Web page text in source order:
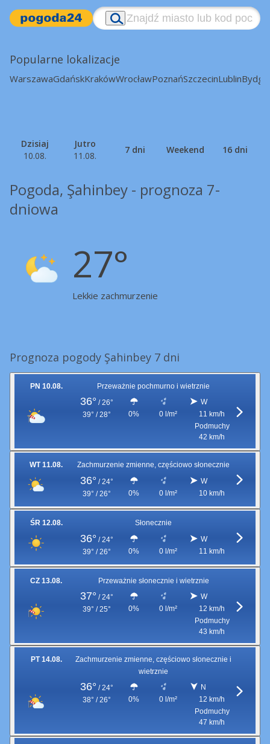
Popularne lokalizacje
WarszawaGdańskKrakówWrocławPoznańSzczecinLublin
Dzisiaj
10.08.
Jutro
11.08.
7 dni Weekend 16 dni
Pogoda, Şahinbey - prognoza 7-
dniowa
27°
Lekkie zachmurzenie
Prognoza pogody Şahinbey 7 dni
PN 10.08. Przeważnie pochmurno i wietrznie
36° / 26°
39° / 28°
0% 0 l/m²
W
11 km/h
Podmuchy
42 km/h
WT 11.08. Zachmurzenie zmienne, częściowo słonecznie
36° / 24°
39° / 26°
0% 0 l/m²
W
10 km/h
ŚR 12.08. Słonecznie
36° / 24°
39° / 26°
0% 0 l/m²
W
11 km/h
CZ 13.08. Przeważnie słonecznie i wietrznie
37° / 24°
39° / 25°
0% 0 l/m²
W
12 km/h
Podmuchy
43 km/h
PT 14.08.
Zachmurzenie zmienne, częściowo słonecznie i
wietrznie
36° / 24°
38° / 26°
0% 0 l/m²
N
12 km/h
Podmuchy
47 km/h